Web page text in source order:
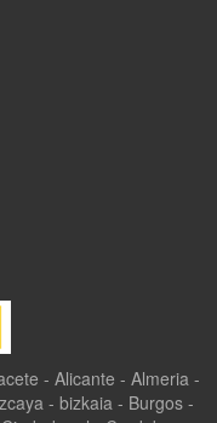
- Alicante - Almeria -
- bizkaia - Burgos -